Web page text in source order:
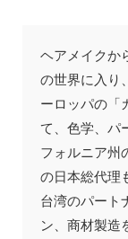
ヘアメイクか
の世界に入り
ーロッパの「
て、色学、パ
フォルニア州
の日本総代理
台湾のパート
ン、商材製造